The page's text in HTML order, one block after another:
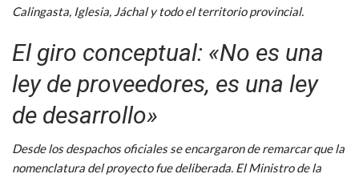
Calingasta, Iglesia, Jáchal y todo el territorio provincial.
El giro conceptual: «No es una
ley de proveedores, es una ley
de desarrollo»
Desde los despachos oficiales se encargaron de remarcar que la
nomenclatura del proyecto fue deliberada. El Ministro de la